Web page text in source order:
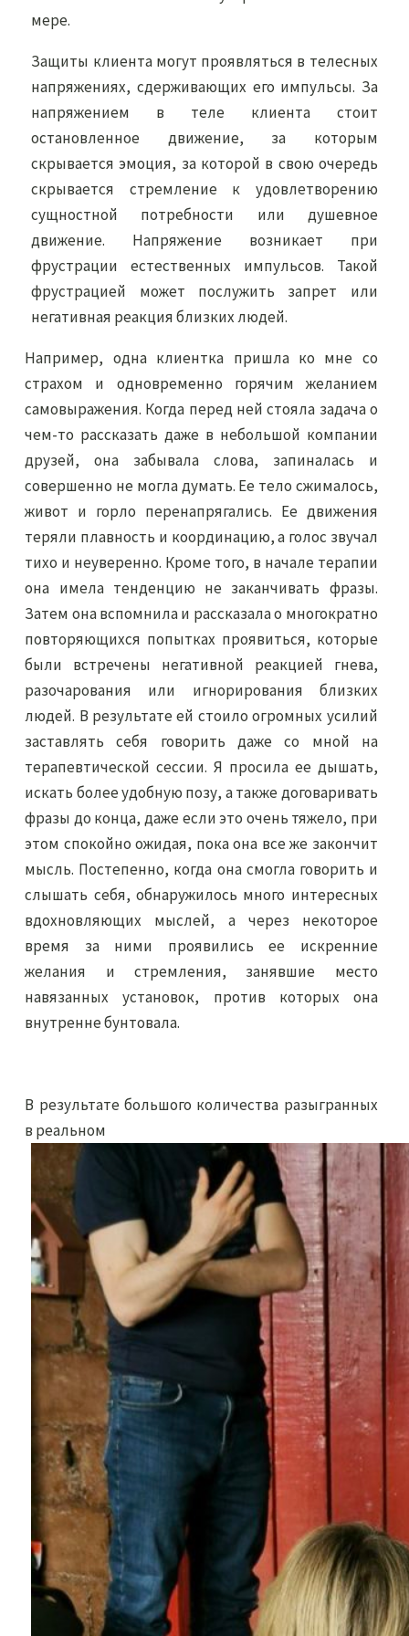
мере.
Защиты клиента могут проявляться в телесных
напряжениях, сдерживающих его импульсы. За
напряжением в теле клиента стоит
остановленное движение, за которым
скрывается эмоция, за которой в свою очередь
скрывается стремление к удовлетворению
сущностной потребности или душевное
движение. Напряжение возникает при
фрустрации естественных импульсов. Такой
фрустрацией может послужить запрет или
негативная реакция близких людей.
Например, одна клиентка пришла ко мне со
страхом и одновременно горячим желанием
самовыражения. Когда перед ней стояла задача о
чем-то рассказать даже в небольшой компании
друзей, она забывала слова, запиналась и
совершенно не могла думать. Ее тело сжималось,
живот и горло перенапрягались. Ее движения
теряли плавность и координацию, а голос звучал
тихо и неуверенно. Кроме того, в начале терапии
она имела тенденцию не заканчивать фразы.
Затем она вспомнила и рассказала о многократно
повторяющихся попытках проявиться, которые
были встречены негативной реакцией гнева,
разочарования или игнорирования близких
людей. В результате ей стоило огромных усилий
заставлять себя говорить даже со мной на
терапевтической сессии. Я просила ее дышать,
искать более удобную позу, а также договаривать
фразы до конца, даже если это очень тяжело, при
этом спокойно ожидая, пока она все же закончит
мысль. Постепенно, когда она смогла говорить и
слышать себя, обнаружилось много интересных
вдохновляющих мыслей, а через некоторое
время за ними проявились ее искренние
желания и стремления, занявшие место
навязанных установок, против которых она
внутренне бунтовала.
В результате большого количества разыгранных
в реальном